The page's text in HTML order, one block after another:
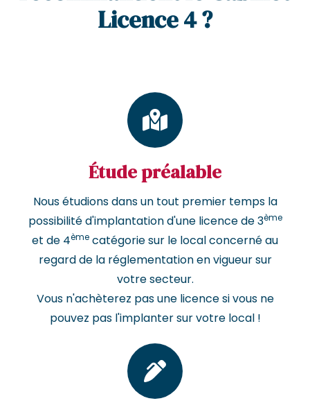
Licence 4 ?
Étude préalable
Nous étudions dans un tout premier temps la
possibilité d'implantation d'une licence de 3ème
et de 4ème catégorie sur le local concerné au
regard de la réglementation en vigueur sur
votre secteur.
Vous n'achèterez pas une licence si vous ne
pouvez pas l'implanter sur votre local !